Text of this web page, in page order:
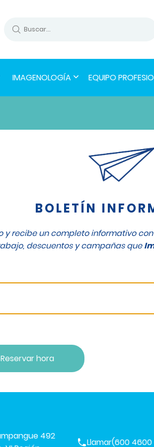
IMAGENOLOGÍA EQUIPO
BOLETÍN
y recibe un completo informativo
descuentos y campañas que
Reservar hora
492
Llamar(600 4600